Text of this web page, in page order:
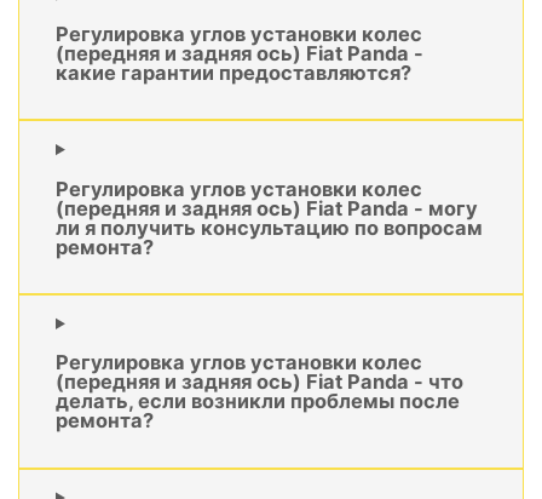
Регулировка углов установки колес
(передняя и задняя ось) Fiat Panda -
какие гарантии предоставляются?
Регулировка углов установки колес
(передняя и задняя ось) Fiat Panda - могу
ли я получить консультацию по вопросам
ремонта?
Регулировка углов установки колес
(передняя и задняя ось) Fiat Panda - что
делать, если возникли проблемы после
ремонта?